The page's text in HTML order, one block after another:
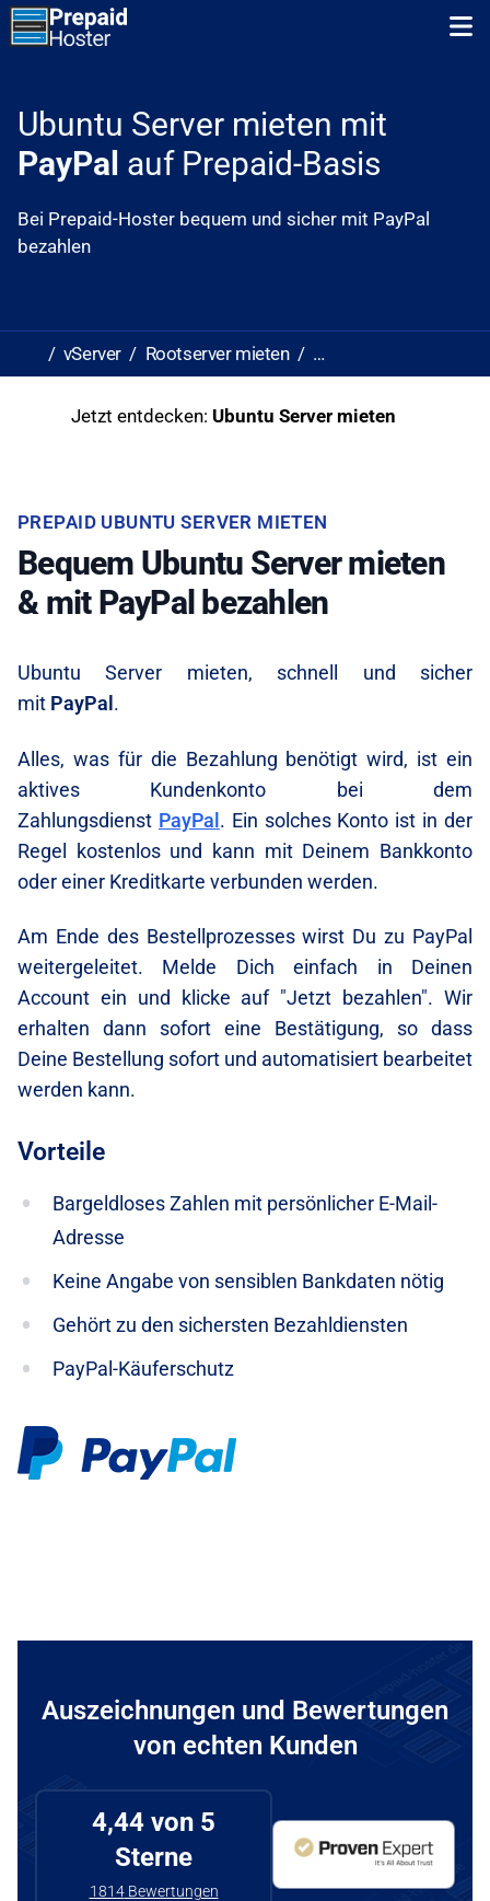
Zum Inhalt springen Zum ersten Navigationslink springen
Ubuntu Server mieten mit
PayPal auf Prepaid-Basis
Bei Prepaid-Hoster bequem und sicher mit PayPal
bezahlen
vServer Rootserver mieten Ubuntu Server mieten
Jetzt entdecken: Ubuntu Server mieten
PREPAID UBUNTU SERVER MIETEN
Bequem Ubuntu Server mieten
& mit PayPal bezahlen
Ubuntu Server mieten, schnell und sicher
mit PayPal .
Alles, was für die Bezahlung benötigt wird, ist ein
aktives Kundenkonto bei dem
Zahlungsdienst PayPal. Ein solches Konto ist in der
Regel kostenlos und kann mit Deinem Bankkonto
oder einer Kreditkarte verbunden werden.
Am Ende des Bestellprozesses wirst Du zu PayPal
weitergeleitet. Melde Dich einfach in Deinen
Account ein und klicke auf "Jetzt bezahlen". Wir
erhalten dann sofort eine Bestätigung, so dass
Deine Bestellung sofort und automatisiert bearbeitet
werden kann.
Vorteile
Bargeldloses Zahlen mit persönlicher E-Mail-
Adresse
Keine Angabe von sensiblen Bankdaten nötig
Gehört zu den sichersten Bezahldiensten
PayPal-Käuferschutz
Auszeichnungen und Bewertungen
von echten Kunden
4,44 von 5
Sterne
1814Bewertungen